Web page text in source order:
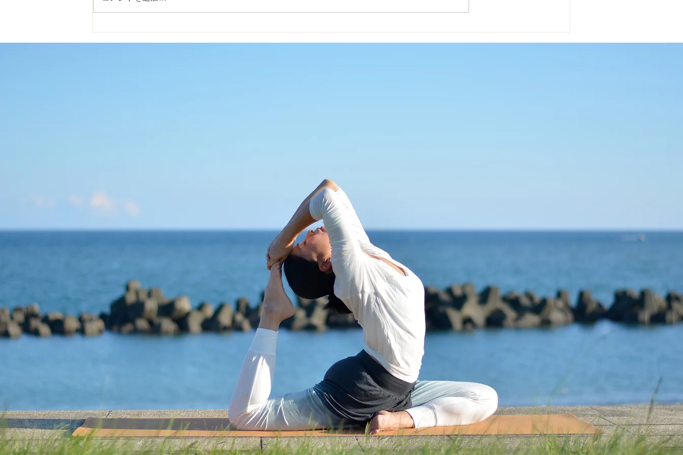
ジオ受講、オンライン受講、録画
らせ！